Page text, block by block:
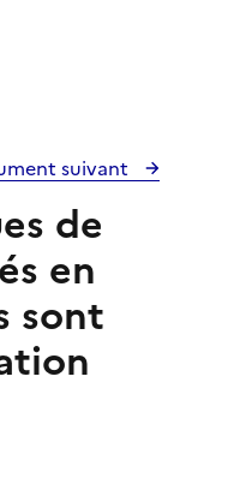
suivant
de
en
sont